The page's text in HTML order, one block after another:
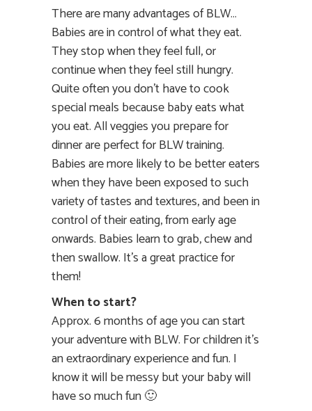
There are many advantages of BLW…
Babies are in control of what they eat.
They stop when they feel full, or
continue when they feel still hungry.
Quite often you don’t have to cook
special meals because baby eats what
you eat. All veggies you prepare for
dinner are perfect for BLW training.
Babies are more likely to be better eaters
when they have been exposed to such
variety of tastes and textures, and been in
control of their eating, from early age
onwards. Babies learn to grab, chew and
then swallow. It’s a great practice for
them!
When to start?
Approx. 6 months of age you can start
your adventure with BLW. For children it’s
an extraordinary experience and fun. I
know it will be messy but your baby will
have so much fun 🙂